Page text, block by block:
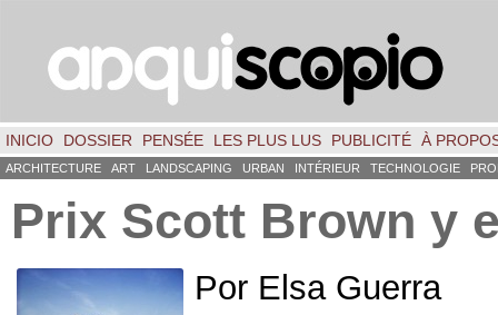
INICIO DOSSIER PENSÉE LES PLUS LUS PUBLICITÉ À
ARCHITECTURE ART LANDSCAPING URBAN INTÉRIEUR TECHNOLOGIE
Prix ​​Scott Brown y
Por Elsa Guerra